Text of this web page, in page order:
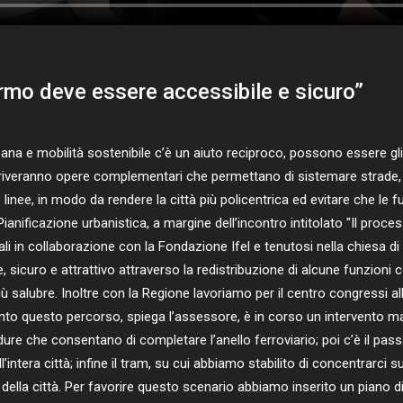
deve essere accessibile e sicuro”
e mobilità sostenibile c’è un aiuto reciproco, possono essere
opere complementari che permettano di sistemare
in modo da rendere la città più policentrica ed evitare che le
urbanistica, a margine dell’incontro intitolato "Il
in collaborazione con la Fondazione Ifel e tenutosi nella chiesa
sicuro e attrattivo attraverso la redistribuzione di alcune funzioni
Inoltre con la Regione lavoriamo per il centro congressi
questo percorso, spiega l’assessore, è in corso un intervento
che consentano di completare l’anello ferroviario; poi c’è il
città; infine il tram, su cui abbiamo stabilito di concentrarci
città. Per favorire questo scenario abbiamo inserito un piano